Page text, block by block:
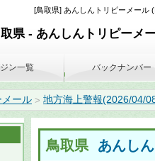
[鳥取県] あんしんトリピーメール
県 - あんしんトリピーメ
ール > 地方海上警報(2026/04/
鳥取県 あんし
ン一覧 バックナンバー